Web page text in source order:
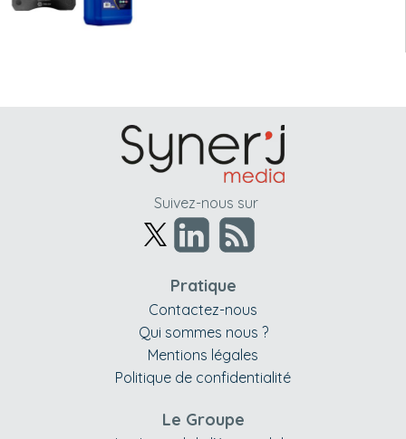
Suivez-nous sur
Pratique
Contactez-nous
Qui sommes nous ?
Mentions légales
Politique de confidentialité
Le Groupe